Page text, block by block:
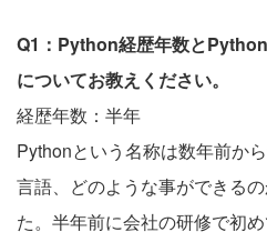
Q1：Python経歴年数と
についてお教えください。
経歴年数：半年
Pythonという名称は数年前か
言語、どのような事ができる
た。半年前に会社の研修で初